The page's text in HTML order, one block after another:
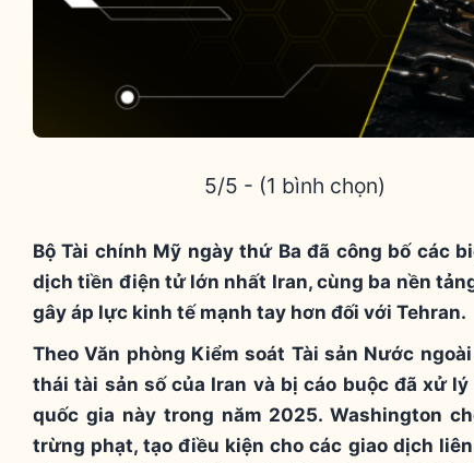
5/5 - (1 bình chọn)
Bộ Tài chính Mỹ ngày thứ Ba đã công bố các
dịch tiền điện tử lớn nhất Iran, cùng ba nền
gây áp lực kinh tế mạnh tay hơn đối với Tehran.
Theo Văn phòng Kiểm soát Tài sản Nước
thái tài sản số của Iran và bị cáo buộc đã xử
quốc gia này trong năm 2025. Washington
trừng phạt, tạo điều kiện cho các giao dịch